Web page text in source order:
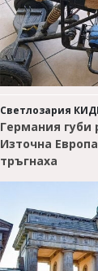
Светлозария
Германия губи
Източна
тръгнаха